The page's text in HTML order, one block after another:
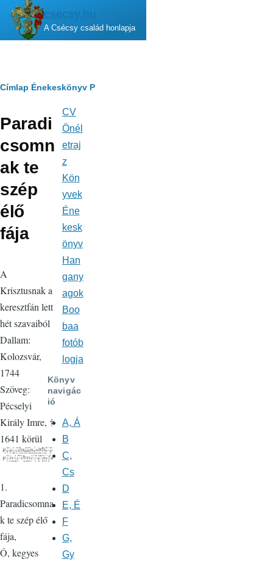
Ugrás a tartalomra
csecsy.hu
A Csécsy család honlapja
Morzsa
Címlap Énekeskönyv P
Paradi
csomn
ak te
szép
élő
fája
A
Krisztusnak a
keresztfán lett
hét szavaiból
Dallam:
Kolozsvár,
1744
Szöveg:
Pécselyi
Király Imre, †
1641 körül
1.
Paradicsomna
k te szép élő
fája,
Ó, kegyes
Fő
navigáció
CV
Önél
etraj
z
Kön
yvek
Éne
kesk
önyv
Han
gany
agok
Boo
baa
fotób
logja
Könyv
navigác
ió
A, Á
B
C,
Cs
D
E, É
F
G,
Gy